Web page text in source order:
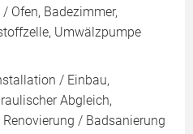
Ofen, Badezimmer,
Umwälzpumpe
/ Einbau,
Abgleich,
/ Badsanierung